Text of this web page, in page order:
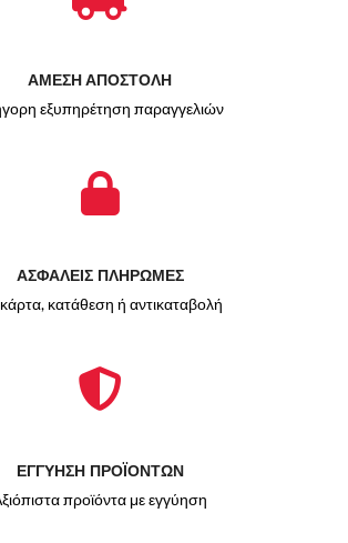
ΑΜΕΣΗ ΑΠΟΣΤΟΛΗ
εξυπηρέτηση παραγγελιών
ΑΣΦΑΛΕΙΣ ΠΛΗΡΩΜΕΣ
κατάθεση ή αντικαταβολή
ΕΓΓΥΗΣΗ ΠΡΟΪΟΝΤΩΝ
προϊόντα με εγγύηση